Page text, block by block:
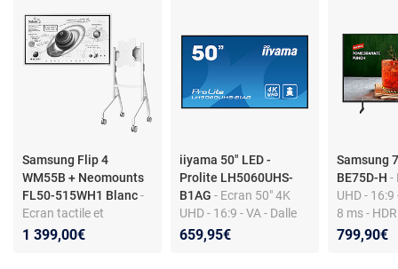
Samsung Flip 4
WM55B + Neomounts
FL50-515WH1 Blanc-
Ecran tactile et
interactif 4K UHD - Dalle
1 399,00€
iiyama 50" LED -
Prolite LH5060UHS-
B1AG- Ecran 50" 4K
UHD - 16:9 - VA - Dalle
mate, Haze 25% - 500
659,95€
Samsung
BE75D-H-
UHD -
8 ms -
T2/C/S2 -
799,90€